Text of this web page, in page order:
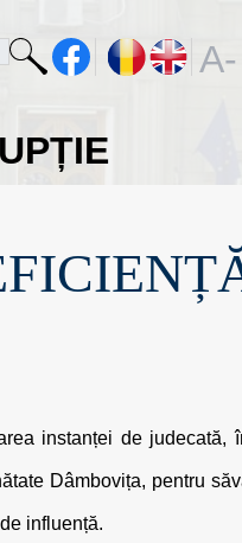
A-
instanței de judecată,
Dâmbovița, pentru
influență.